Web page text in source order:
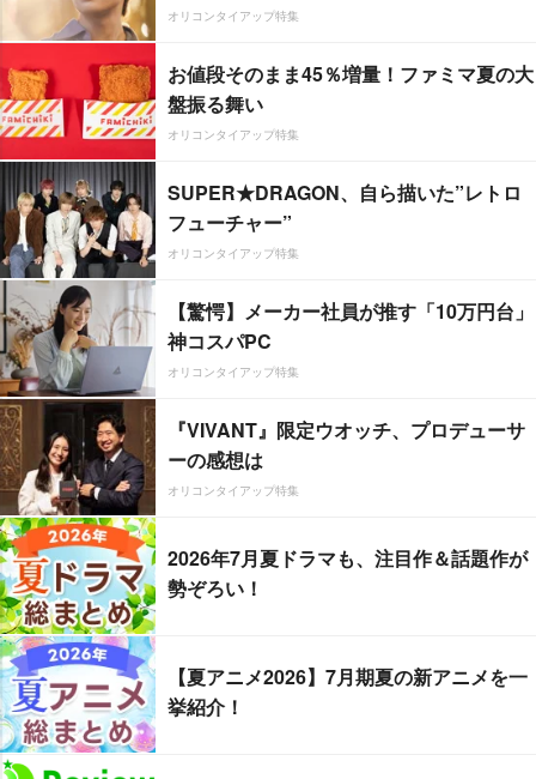
オリコンタイアップ特集
お値段そのまま45％増量！ファミマ夏の大
盤振る舞い
オリコンタイアップ特集
SUPER★DRAGON、自ら描いた”レトロ
フューチャー”
オリコンタイアップ特集
【驚愕】メーカー社員が推す「10万円台」
神コスパPC
オリコンタイアップ特集
『VIVANT』限定ウオッチ、プロデューサ
ーの感想は
オリコンタイアップ特集
2026年7月夏ドラマも、注目作＆話題作が
勢ぞろい！
【夏アニメ2026】7月期夏の新アニメを一
挙紹介！